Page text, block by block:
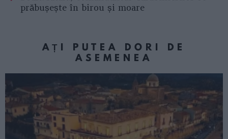
prăbușește în birou și moare
AȚI PUTEA DORI DE
ASEMENEA